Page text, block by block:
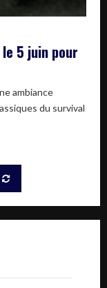
5 juin pour
ambiance
du survival